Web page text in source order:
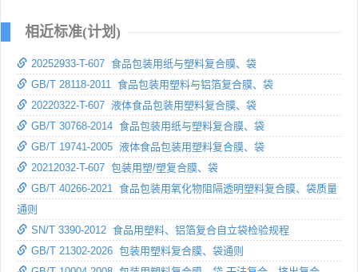
相近标准(计划)
20252933-T-607 食品包装用纸与塑料复合膜、袋
GB/T 28118-2011 食品包装用塑料与铝箔复合膜、袋
20220322-T-607 液体食品包装用塑料复合膜、袋
GB/T 30768-2014 食品包装用纸与塑料复合膜、袋
GB/T 19741-2005 液体食品包装用塑料复合膜、袋
20212032-T-607 包装用塑/塑复合膜、袋
GB/T 40266-2021 食品包装用氧化物阻隔透明塑料复合膜、袋质量
通则
SN/T 3390-2012 食品用塑料、铝箔复合自立袋检验规程
GB/T 21302-2026 包装用塑料复合膜、袋通则